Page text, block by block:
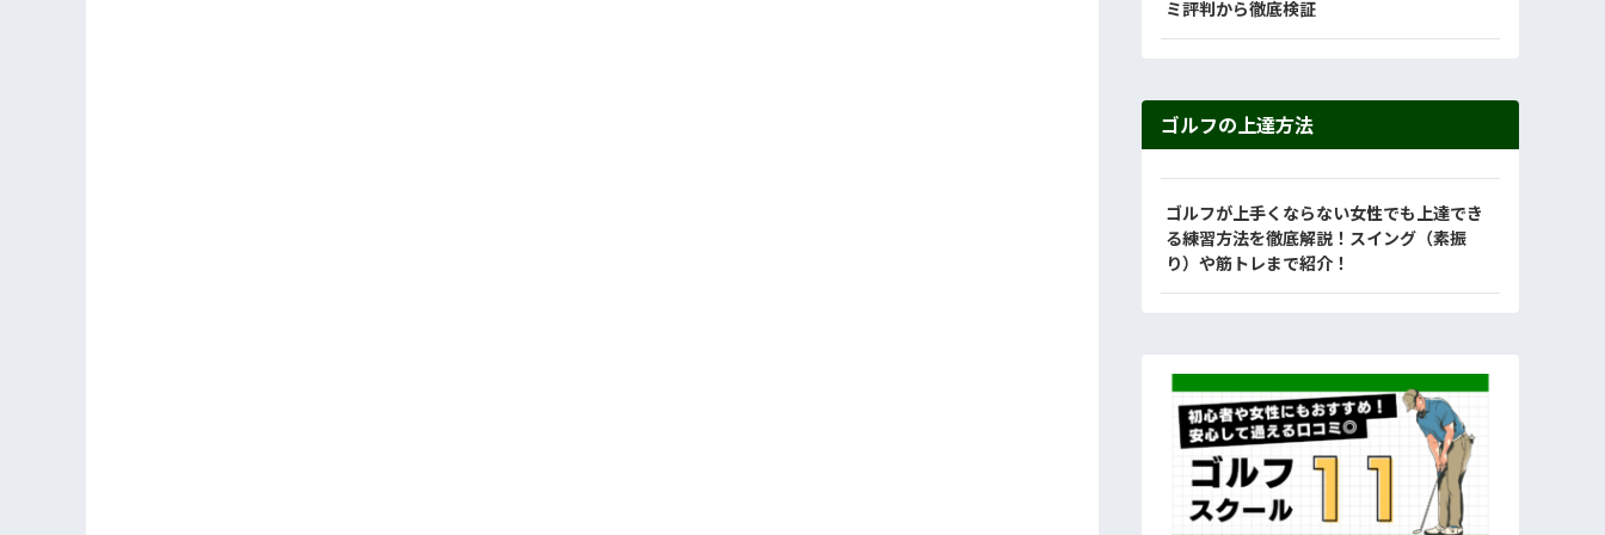
ミ評判から徹底検証
ゴルフの上達方法
ゴルフが上手くならない女性でも上達でき
る練習方法を徹底解説！スイング（素振
り）や筋トレまで紹介！